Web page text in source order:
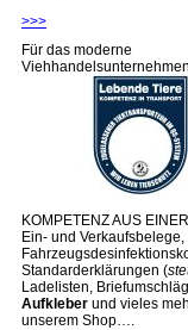
>>>
Für das moderne
KOMPETENZ AUS
Ein- und Verkaufsbelege,
Standarderklärungen (
Ladelisten,
Aufkleber und vieles
unserem Shop….